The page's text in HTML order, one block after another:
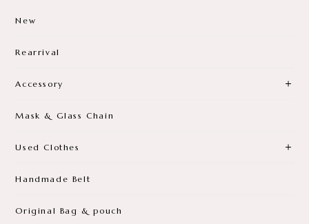
New
Rearrival
Accessory
Mask & Glass Chain
Used Clothes
Handmade Belt
Original Bag & pouch